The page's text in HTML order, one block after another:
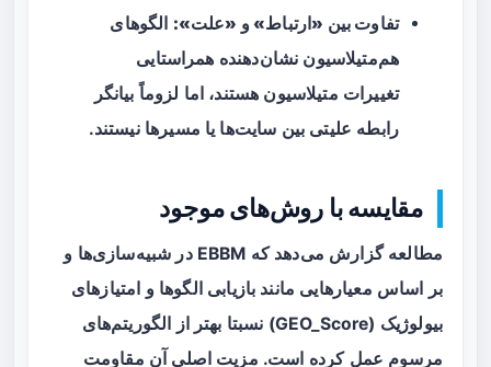
تفاوت بین «ارتباط» و «علت»: الگوهای
هم‌متیلاسیون نشان‌دهنده همراستایی
تغییرات متیلاسیون هستند، اما لزوماً بیانگر
رابطه علیتی بین سایت‌ها یا مسیرها نیستند.
مقایسه با روش‌های موجود
مطالعه گزارش می‌دهد که EBBM در شبیه‌سازی‌ها و
بر اساس معیارهایی مانند بازیابی الگوها و امتیازهای
بیولوژیک (GEO_Score) نسبتا بهتر از الگوریتم‌های
مرسوم عمل کرده است. مزیت اصلی آن مقاومت